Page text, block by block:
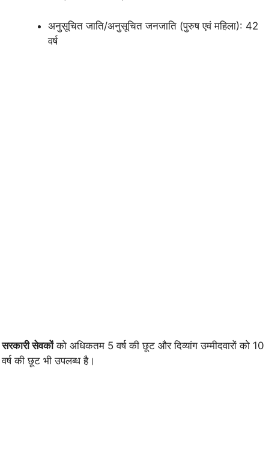
अनुसूचित जाति/अनुसूचित जनजाति (पुरुष एवं महिला): 42
वर्ष
सरकारी सेवकोंको अधिकतम 5 वर्ष की छूट और दिव्यांग उम्मीदवारों को 10
वर्ष की छूट भी उपलब्ध है।